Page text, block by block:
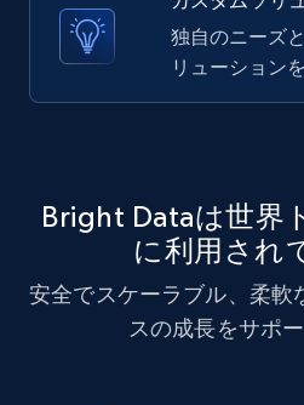
ID, User posted, Name,
posted, Photos, URL,
TikTok - Profiles
Account id, Nickname,
engagement rate, Comment
Like engagement rate, Bio
独自のニーズ
リューション
Bright Dataは世界
に利用され
安全でスケーラブル、柔軟
スの成長をサポー